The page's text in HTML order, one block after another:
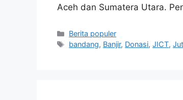
Aceh dan Sumatera Utara.
Kategori
Berita populer
Tag
bandang, Banjir, Donasi,JICT,